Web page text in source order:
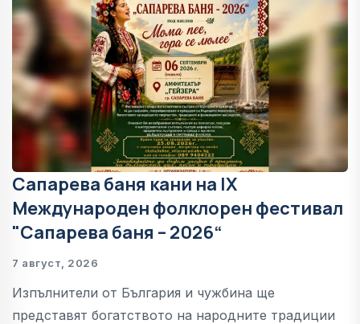
Сапарева баня кани на IX
Международен фолклорен фестивал
"Сапарева баня – 2026“
7 август, 2026
Изпълнители от България и чужбина ще
представят богатството на народните традиции